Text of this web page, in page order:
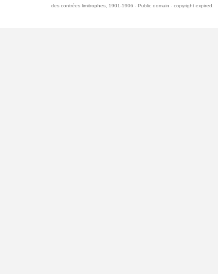
des contrées limitrophes, 1901-1906 - Public domain - copyright expired.